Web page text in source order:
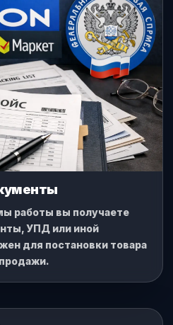
работы вы получаете
УПД или иной
для постановки товара